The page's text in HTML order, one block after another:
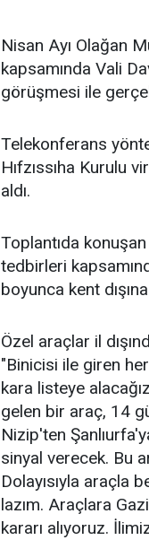
Nisan Ayı Olağan
kapsamında Vali
görüşmesi ile
Telekonferans
Hıfzıssıha Kurulu
aldı.
Toplantıda
tedbirleri
boyunca kent
Özel araçlar il
"Binicisi ile giren
kara listeye
gelen bir araç, 14
Nizip'ten
sinyal verecek. Bu
Dolayısıyla araçla
lazım. Araçlara
kararı alıyoruz.